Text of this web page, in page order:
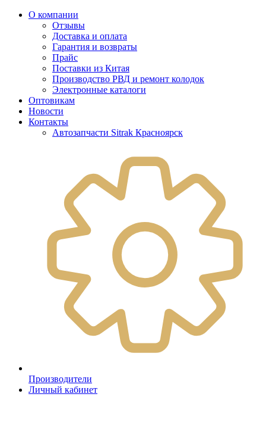
О компании
Отзывы
Доставка и оплата
Гарантия и возвраты
Прайс
Поставки из Китая
Производство РВД и ремонт колодок
Электронные каталоги
Оптовикам
Новости
Контакты
Автозапчасти Sitrak Красноярск
Производители
Личный кабинет